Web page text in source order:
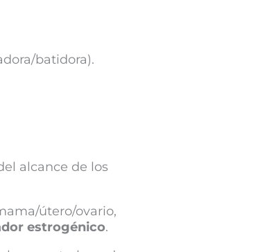
batidora).
alcance de los
útero/ovario,
estrogénico.